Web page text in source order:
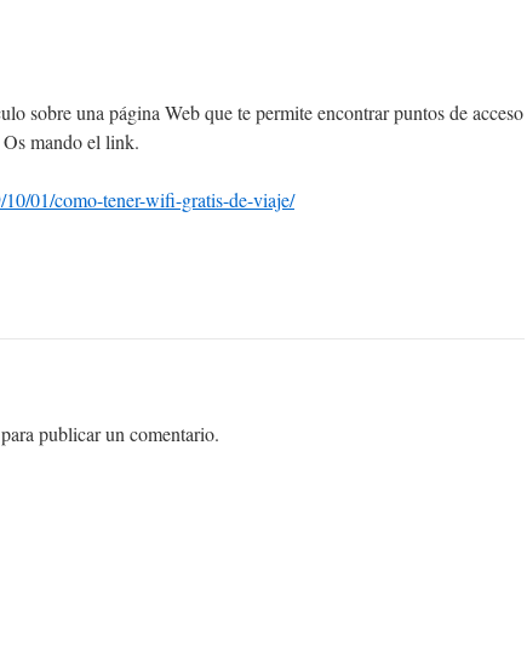
sobre una página Web que te permite encontrar puntos de acceso
mando el link.
01/como-tener-wifi-gratis-de-viaje/
para publicar un comentario.